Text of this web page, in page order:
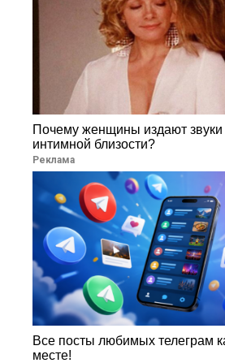
Почему женщины издают
интимной близости?
Реклама
Все посты любимых телеграм
месте!